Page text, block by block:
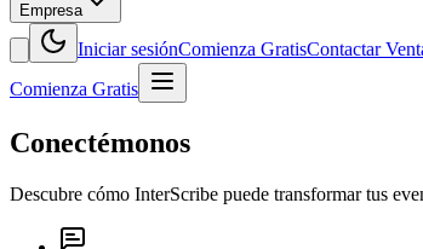
Empresa
Iniciar sesiónComienza GratisContactar
Comienza Gratis
Conectémonos
Descubre cómo InterScribe puede transformar tus